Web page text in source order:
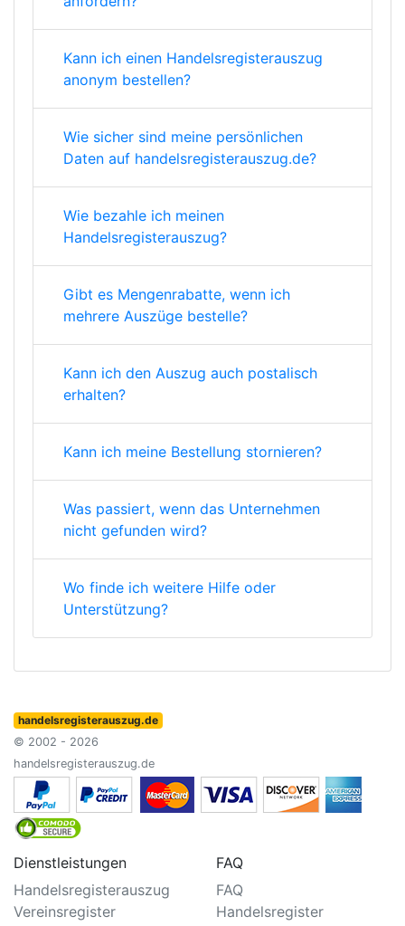
Kann ich einen Handelsregisterauszug
anonym bestellen?
Wie sicher sind meine persönlichen
Daten auf handelsregisterauszug.de?
Wie bezahle ich meinen
Handelsregisterauszug?
Gibt es Mengenrabatte, wenn ich
mehrere Auszüge bestelle?
Kann ich den Auszug auch postalisch
erhalten?
Kann ich meine Bestellung stornieren?
Was passiert, wenn das Unternehmen
nicht gefunden wird?
Wo finde ich weitere Hilfe oder
Unterstützung?
handelsregisterauszug.de
© 2002 - 2026
handelsregisterauszug.de
Dienstleistungen
Handelsregisterauszug
Vereinsregister
FAQ
FAQ
Handelsregister